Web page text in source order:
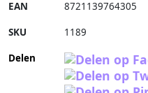
EAN 8721139764305
SKU 1189
Delen